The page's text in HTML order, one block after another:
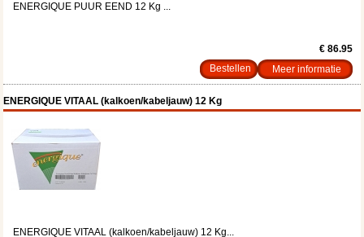
ENERGIQUE PUUR EEND 12 Kg ...
€ 86.95
Meer informatie
ENERGIQUE VITAAL (kalkoen/kabeljauw) 12 Kg
ENERGIQUE VITAAL (kalkoen/kabeljauw) 12 Kg...